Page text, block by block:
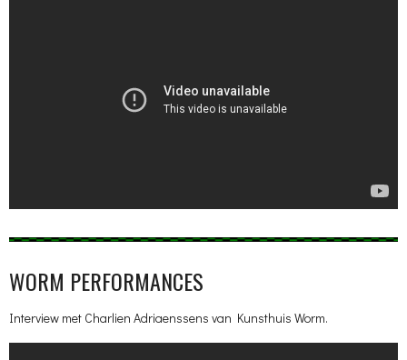
WORM PERFORMANCES
Interview met Charlien Adriaenssens van Kunsthuis Worm.